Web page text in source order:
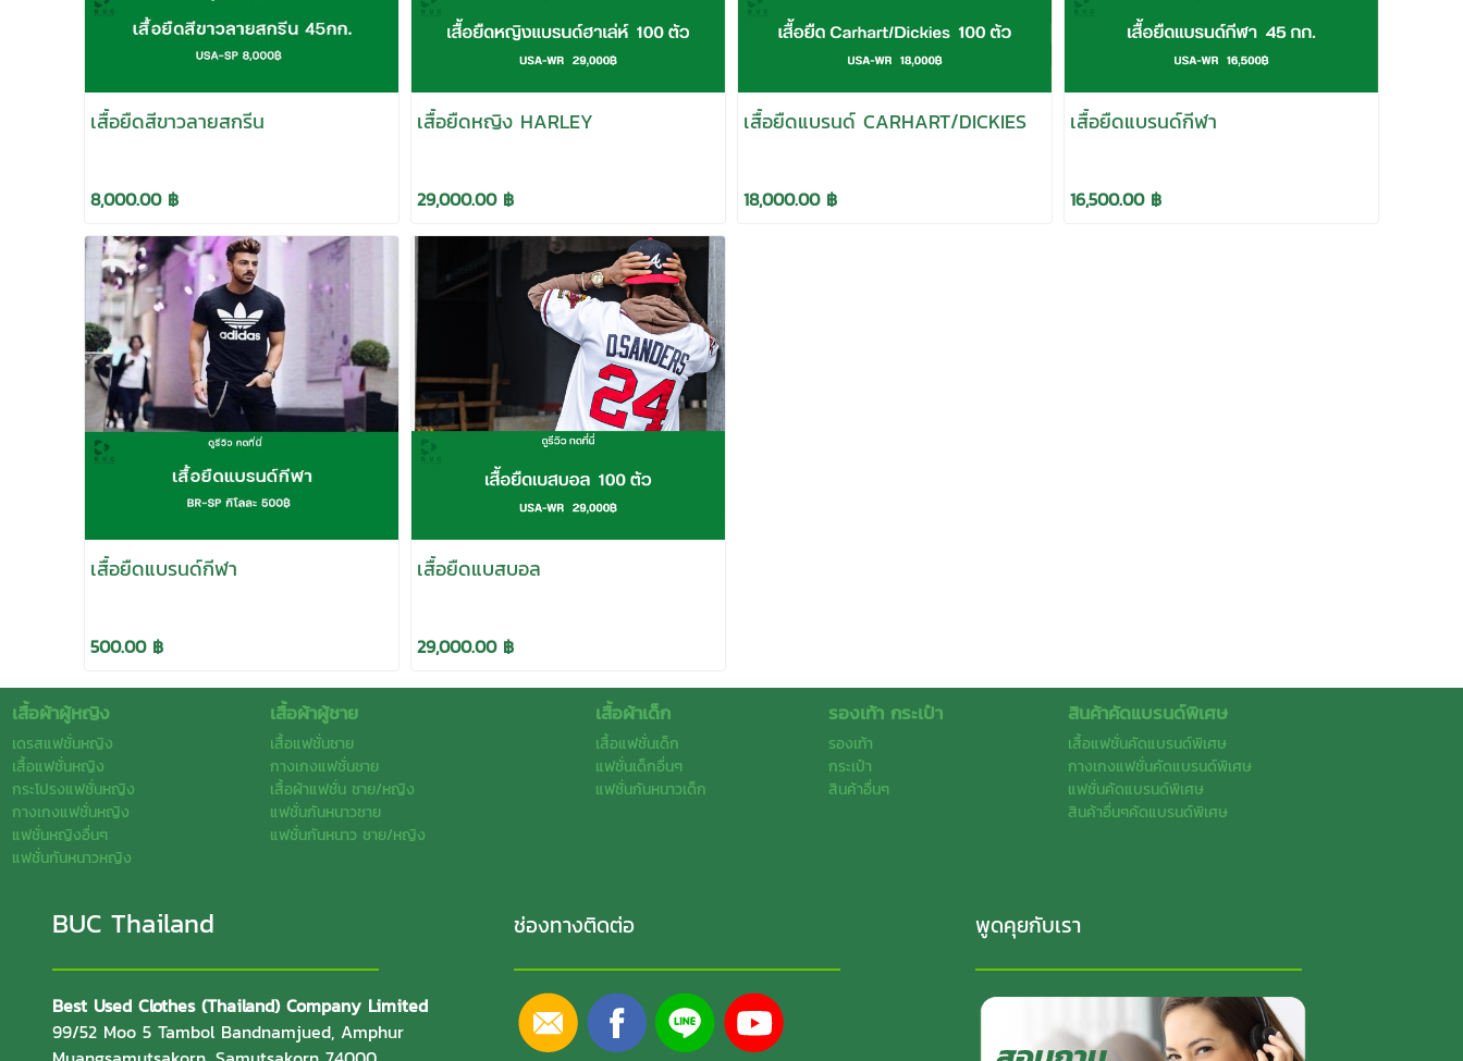
เสื้อยืดสีขาวลายสกรีน
8,000.00 ฿
เสื้อยืดหญิง HARLEY
29,000.00 ฿
เสื้อยืดแบรนด์ CARHART/DICKIES
18,000.00 ฿
เสื้อยืดแบรนด์กีฬา
16,500.00 ฿
เสื้อยืดแบรนด์กีฬา
500.00 ฿
เสื้อยืดแบสบอล
29,000.00 ฿
เสื้อผ้าผู้หญิง
เดรสแฟชั่นหญิง
เสื้อแฟชั่นหญิง
กระโปรงแฟชั่นหญิง
กางเกงแฟชั่นหญิง
แฟชั่นหญิงอื่นๆ
แฟชั่นกันหนาวหญิง
เสื้อผ้าผู้ชาย
เสื้อแฟชั่นชาย
กางเกงแฟชั่นชาย
เสื้อผ้าแฟชั่น ชาย/หญิง
แฟชั่นกันหนาวชาย
แฟชั่นกันหนาว ชาย/หญิง
เสื้อผ้าเด็ก
เสื้อแฟชั่นเด็ก
แฟชั่นเด็กอื่นๆ
แฟชั่นกันหนาวเด็ก
รองเท้า กระเป๋า
รองเท้า
กระเป๋า
สินค้าอื่นๆ
สินค้าคัดแบรนด์พิเศษ
เสื้อแฟชั่นคัดแบรนด์พิเศษ
กางเกงแฟชั่นคัดแบรนด์พิเศษ
แฟชั่นคัดแบรนด์พิเศษ
สินค้าอื่นๆคัดแบรนด์พิเศษ
BUC Thailand
Best Used Clothes (Thailand) Company Limited
99/52 Moo 5 Tambol Bandnamjued, Amphur
ช่องทางติดต่อ พูดคุยกับเรา